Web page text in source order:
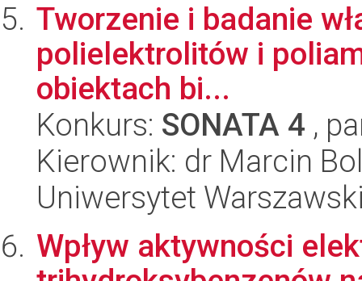
Tworzenie i badanie
polielektrolitów i
obiektach bi...
Konkurs: SONATA 4 ,
Kierownik: dr Marcin
Uniwersytet
Wpływ aktywności